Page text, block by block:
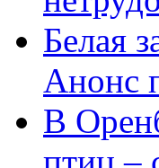
Белая
Анонс
В